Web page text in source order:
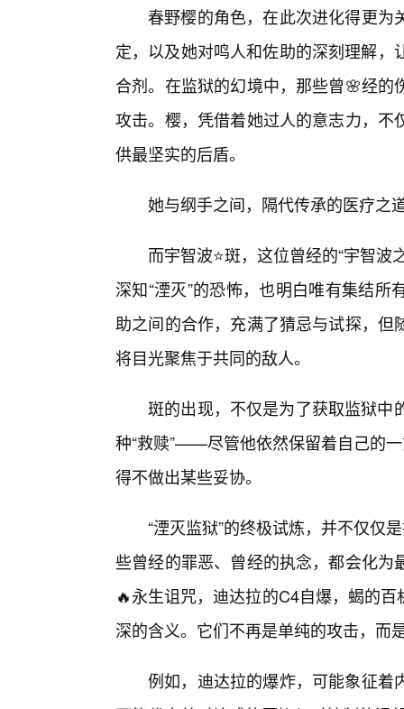
春野樱的角色，在此次进化得更为
定，以及她对鸣人和佐助的深刻理解
合剂。在监狱的幻境中，那些曾🌸经
攻击。樱，凭借着她过人的意志力，
供最坚实的后盾。
她与纲手之间，隔代传承的医疗之
而宇智波⭐斑，这位曾经的“宇智
深知“湮灭”的恐怖，也明白唯有集结
助之间的合作，充满了猜忌与试探，
将目光聚焦于共同的敌人。
斑的出现，不仅是为了获取监狱中
种“救赎”——尽管他依然保留着自己的
得不做出某些妥协。
“湮灭监狱”的终极试炼，并不仅仅
些曾经的罪恶、曾经的执念，都会化
🔥永生诅咒，迪达拉的C4自爆，蝎的
深的含义。它们不再是单纯的攻击，而
例如，迪达拉的爆炸，可能象征着